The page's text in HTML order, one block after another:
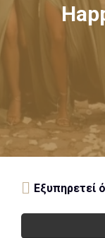
Εξυπηρετεί